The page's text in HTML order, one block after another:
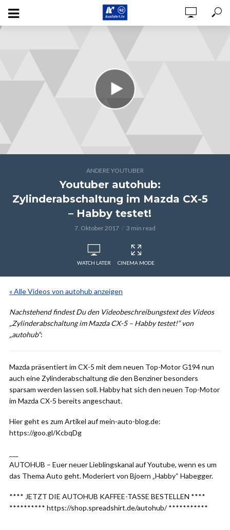
ANDERE YOUTUBER
Youtuber autohub:
Zylinderabschaltung im Mazda CX-5
– Habby testet!
7. Oktober 2017 3 min read
WATCH LATER CINEMA MODE
« Alle Videos von autohub anzeigen
Nachstehend findest Du den Videobeschreibungstext des Videos
„Zylinderabschaltung im Mazda CX-5 – Habby testet!“ von
„autohub“:
Mazda präsentiert im CX-5 mit dem neuen Top-Motor G194 nun
auch eine Zylinderabschaltung die den Benziner besonders
sparsam werden lassen soll. Habby hat sich den neuen Top-Motor
im Mazda CX-5 bereits angeschaut.
Hier geht es zum Artikel auf mein-auto-blog.de:
https://goo.gl/KcbqDg
AUTOHUB – Euer neuer Lieblingskanal auf Youtube, wenn es um
das Thema Auto geht. Moderiert von Bjoern „Habby“ Habegger.
**** JETZT DIE AUTOHUB KAFFEE-TASSE BESTELLEN ****
********** https://shop.spreadshirt.de/autohub/ ***********